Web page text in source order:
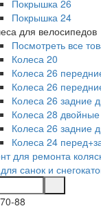
Покрышка 26
Покрышка 24
для велосипедов
Посмотреть все
Колеса 20
Колеса 26
Колеса 26
Колеса 26 задние
Колеса 28 двойные
Колеса 26 задние
Колеса 24
для ремонта
санок и
88